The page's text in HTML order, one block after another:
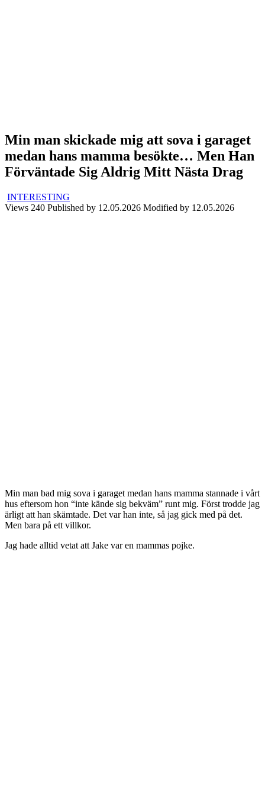
Min man skickade mig att sova i garaget
medan hans mamma besökte… Men Han
Förväntade Sig Aldrig Mitt Nästa Drag
INTERESTING
Views 240 Published by 12.05.2026 Modified by 12.05.2026
Min man bad mig sova i garaget medan hans mamma stannade i vårt
hus eftersom hon “inte kände sig bekväm” runt mig. Först trodde jag
ärligt att han skämtade. Det var han inte, så jag gick med på det.
Men bara på ett villkor.
Jag hade alltid vetat att Jake var en mammas pojke.